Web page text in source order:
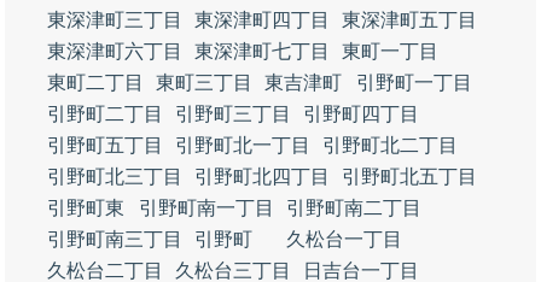
東深津町三丁目
東深津町四丁目
東深津町五丁目
東深津町六丁目
東深津町七丁目
東町一丁目
東町二丁目
東町三丁目 東吉津町
引野町一丁目
引野町二丁目
引野町三丁目
引野町四丁目
引野町五丁目
引野町北一丁目
引野町北二丁目
引野町北三丁目
引野町北四丁目
引野町北五丁目
引野町東
引野町南一丁目
引野町南二丁目
引野町南三丁目
引野町
久松台一丁目
久松台二丁目
久松台三丁目
日吉台一丁目